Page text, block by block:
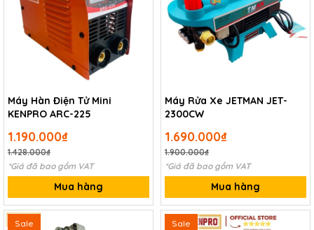
Máy Hàn Điện Tử Mini
KENPRO ARC-225
1.190.000₫
1.428.000₫
*Giá đã bao gồm VAT
Mua hàng
Máy Rửa Xe JETMAN JET-
2300CW
1.690.000₫
1.900.000₫
*Giá đã bao gồm VAT
Mua hàng
Sale Sale